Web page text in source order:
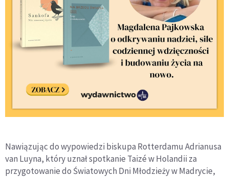
Nawiązując do wypowiedzi biskupa Rotterdamu Adrianusa
van Luyna, który uznał spotkanie Taizé w Holandii za
przygotowanie do Światowych Dni Młodzieży w Madrycie,